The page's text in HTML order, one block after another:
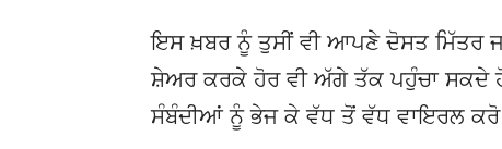
ਇਸ ਖ਼ਬਰ ਨੂੰ ਤੁਸੀਂ ਵੀ ਆਪਣੇ ਦੋਸਤ ਮਿੱਤਰ
ਸ਼ੇਅਰ ਕਰਕੇ ਹੋਰ ਵੀ ਅੱਗੇ ਤੱਕ ਪਹੁੰਚਾ ਸਕਦੇ
ਸੰਬੰਦੀਆਂ ਨੂੰ ਭੇਜ ਕੇ ਵੱਧ ਤੋਂ ਵੱਧ ਵਾਇਰਲ ਕਰੋ